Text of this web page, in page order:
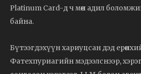
Platinum Card-д ч мөн адил
байна.
Бүтээгдэхүүн хариуцсан дэд
Фатехпуриагийн мэдээлснээр,